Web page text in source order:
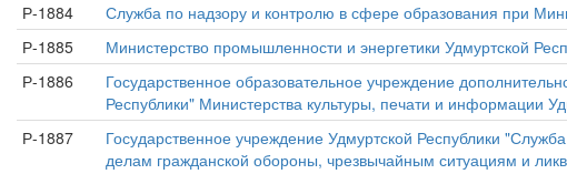
Р-1884
Служба по надзору и контролю в сфере образования при
Р-1885
Министерство промышленности и энергетики Удмуртской
Р-1886
Государственное образовательное учреждение
Республики" Министерства культуры, печати и информации
Р-1887
Государственное учреждение Удмуртской Республики
делам гражданской обороны, чрезвычайным ситуациям и